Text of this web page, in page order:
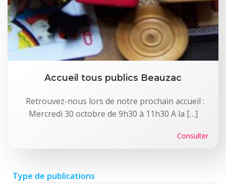
Accueil tous publics Beauzac
Retrouvez-nous lors de notre prochain accueil :
Mercredi 30 octobre de 9h30 à 11h30 A la […]
Consulter
Type de publications